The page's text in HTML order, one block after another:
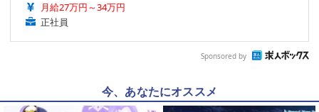
月給27万円～34万円
正社員
Sponsored by
今、あなたにオススメ